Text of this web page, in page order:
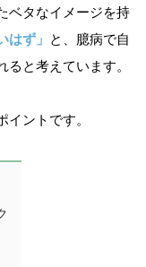
ベタなイメージを持
はず」 と、臆病で自
と考えています。
ントです。